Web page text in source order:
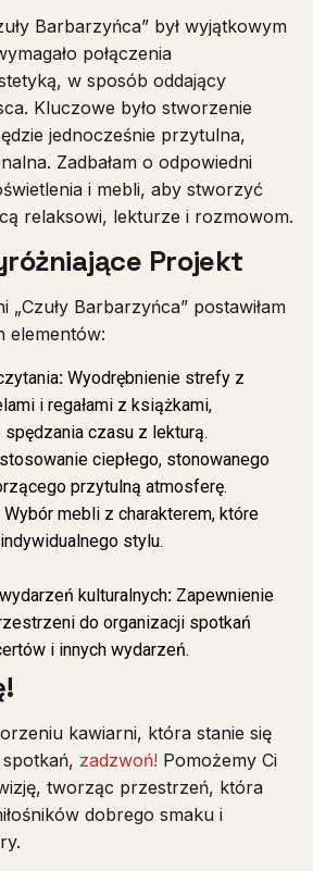
Barbarzyńca” był wyjątkowym
połączenia
w sposób oddający
Kluczowe było stworzenie
jednocześnie przytulna,
Zadbałam o odpowiedni
i mebli, aby stworzyć
relaksowi, lekturze i rozmowom.
Projekt
Barbarzyńca” postawiłam
elementów:
: Wyodrębnienie strefy z
i regałami z książkami,
spędzania czasu z lekturą.
ciepłego, stonowanego
przytulną atmosferę.
Wybór mebli z charakterem, które
stylu.
kulturalnych: Zapewnienie
do organizacji spotkań
i innych wydarzeń.
kawiarni, która stanie się
zadzwoń! Pomożemy Ci
tworząc przestrzeń, która
dobrego smaku i